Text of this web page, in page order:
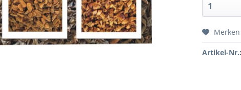
Merken
Artikel-Nr.: